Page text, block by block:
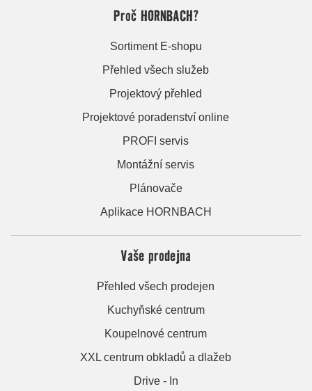
Proč HORNBACH?
Sortiment E-shopu
Přehled všech služeb
Projektový přehled
Projektové poradenství online
PROFI servis
Montážní servis
Plánovače
Aplikace HORNBACH
Vaše prodejna
Přehled všech prodejen
Kuchyňské centrum
Koupelnové centrum
XXL centrum obkladů a dlažeb
Drive - In